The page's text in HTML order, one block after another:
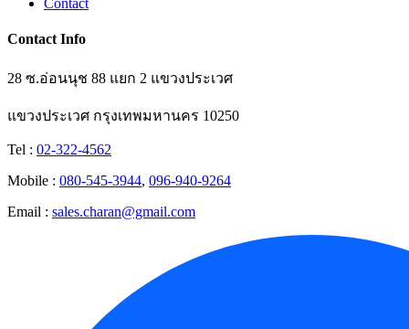
Contact Info
28 ซ.อ่อนนุช 88 แยก 2 แขวงประเวศ
แขวงประเวศ กรุงเทพมหานคร 10250
Tel : 02-322-4562
Mobile : 080-545-3944, 096-940-9264
Email : sales.charan@gmail.com